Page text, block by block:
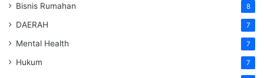
Bisnis Rumahan 8
DAERAH 7
Mental Health 7
Hukum 7